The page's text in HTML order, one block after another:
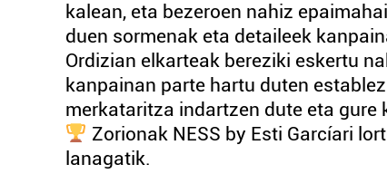
kalean, eta bezeroen nahiz
duen sormenak eta detaileek
Ordizian elkarteak bereziki eskertu
kanpainan parte hartu duten
merkataritza indartzen dute eta
Zorionak NESS by Esti Garcíari
lanagatik.